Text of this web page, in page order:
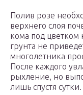
Полив розе
верхнего слоя
кома под цветком
грунта не
многолетника
После каждого
рыхление, но
лишь спустя сутки.